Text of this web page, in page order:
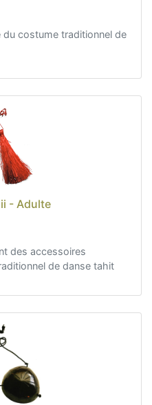
costume traditionnel de
- Adulte
des accessoires
de danse tahit